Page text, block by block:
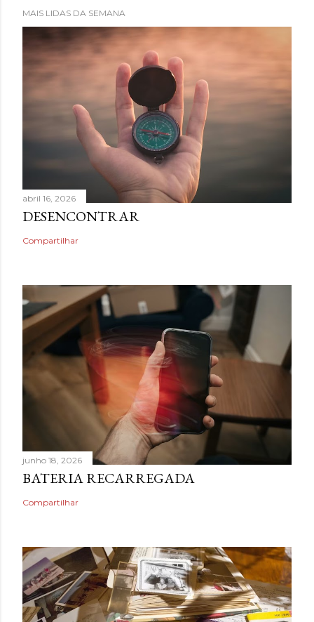
MAIS LIDAS DA SEMANA
abril 16, 2026
DESENCONTRAR
Compartilhar
junho 18, 2026
BATERIA RECARREGADA
Compartilhar